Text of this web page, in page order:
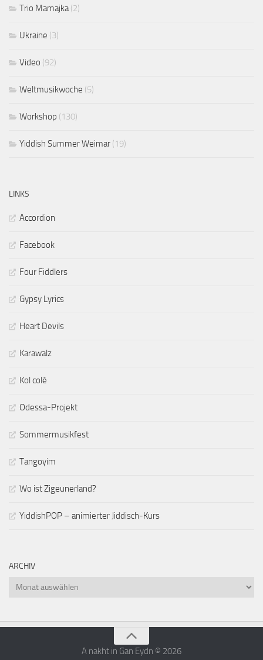
Trio Mamajka(2)
Ukraine (3)
Video (92)
Weltmusikwoche (5)
Workshop (130)
Yiddish Summer Weimar (19)
LINKS
Accordion
Facebook
Four Fiddlers
Gypsy Lyrics
Heart Devils
Karawalz
Kol colé
Odessa-Projekt
Sommermusikfest
Tangoyim
Wo ist Zigeunerland?
YiddishPOP – animierter Jiddisch-Kurs
ARCHIV
Archiv
A nakht in Gan Eydn © 2026